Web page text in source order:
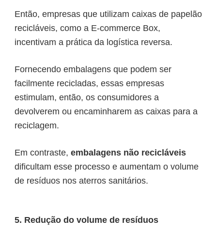
Então, empresas que utilizam caixas de papelão
recicláveis, como a E-commerce Box,
incentivam a prática da logística reversa.
Fornecendo embalagens que podem ser
facilmente recicladas, essas empresas
estimulam, então, os consumidores a
devolverem ou encaminharem as caixas para a
reciclagem.
Em contraste, embalagens não recicláveis
dificultam esse processo e aumentam o volume
de resíduos nos aterros sanitários.
5. Redução do volume de resíduos